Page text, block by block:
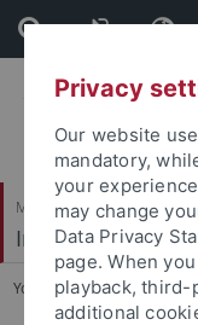
Skip
to
content
Skip
to
footer
Mathematisch-
Institut für
You are here: Startseite
Privacy
Our website
mandatory,
your
may change
Data Privacy
page. When
playback,
additional